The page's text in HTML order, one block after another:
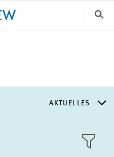
AKTUELLES
AKTUELLES